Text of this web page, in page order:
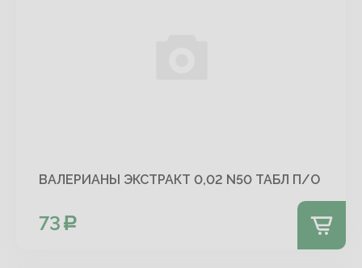
ВАЛЕРИАНЫ ЭКСТРАКТ 0,02 N50 ТАБЛ П/О
73